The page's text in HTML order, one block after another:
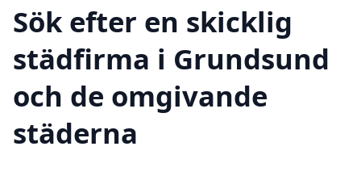
Sök efter en skicklig
städfirma i Grundsund
och de omgivande
städerna